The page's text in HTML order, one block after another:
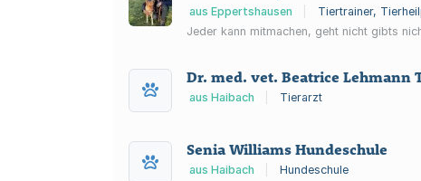
aus Eppertshausen
Tiertrainer,
Jeder kann mitmachen, geht nicht gibts
Dr. med. vet. Beatrice Lehmann
aus Haibach Tierarzt
Senia Williams Hundeschule
aus Haibach
Hundeschule